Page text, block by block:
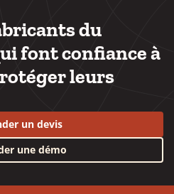
du
font confiance à
leurs
un devis
une démo